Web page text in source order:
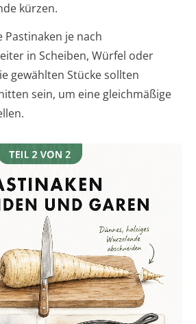
kürzen.
Pastinaken je nach
in Scheiben, Würfel oder
gewählten Stücke sollten
sein, um eine gleichmäßige